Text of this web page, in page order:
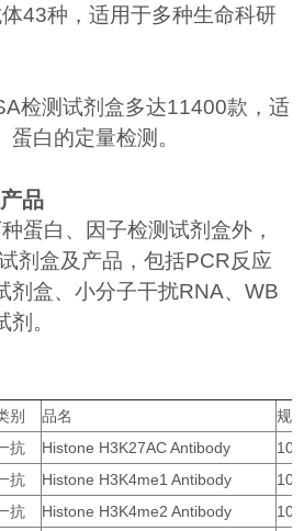
43种，适用于多种生命科研
检测试剂盒多达11400款，适
白的定量检测。
品
蛋白、因子检测试剂盒外，
剂盒及产品，包括PCR反应
剂盒、小分子干扰RNA、WB
。
别 品名
规
抗 Histone H3K27AC Antibody
10
抗 Histone H3K4me1 Antibody
10
抗 Histone H3K4me2 Antibody 10